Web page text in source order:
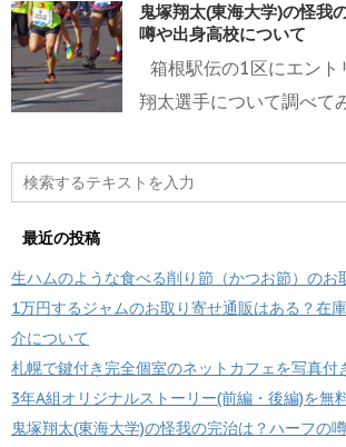
鬼塚翔太(東海大学)の怪我
噂や出身高校について
箱根駅伝の1区にエント
翔太選手について調べて
最近の投稿
生ハムのような食べる削り節（かつお節）のお
1万円するジャムのお取り寄せ通販はある？在
介について
札幌で鍵付き完全個室のネットカフェを写真付
3年A組オリジナルストーリー(前編・後編)を無
鬼塚翔太(東海大学)の怪我の完治は？ハーフの